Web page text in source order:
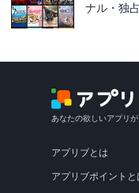
ナル・独
あなたの欲しいアプリ
アプリブとは
アプリブポイントと